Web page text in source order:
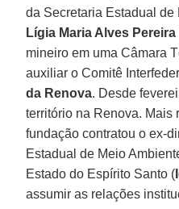
da Secretaria Estadual
Lígia Maria Alves Pereira
mineiro em uma Câmara
auxiliar o Comitê
da Renova. Desde
território na Renova. Mais
fundação contratou o ex-
Estadual de Meio
Estado do Espírito Santo (
assumir as relações